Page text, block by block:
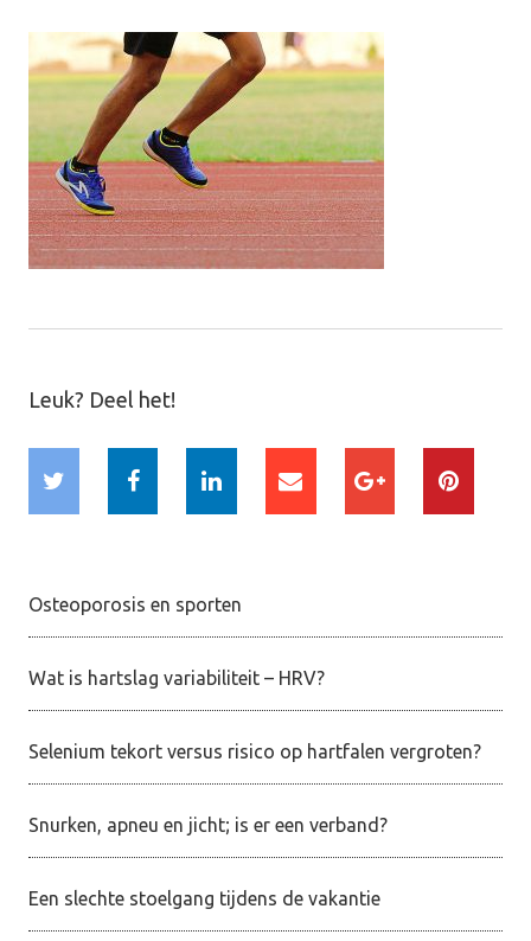
Leuk? Deel het!
Osteoporosis en sporten
Wat is hartslag variabiliteit – HRV?
Selenium tekort versus risico op hartfalen vergroten?
Snurken, apneu en jicht; is er een verband?
Een slechte stoelgang tijdens de vakantie